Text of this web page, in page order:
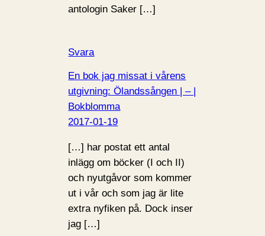
antologin Saker […]
Svara
En bok jag missat i vårens
utgivning: Ölandssången | – |
Bokblomma
2017-01-19
[…] har postat ett antal
inlägg om böcker (I och II)
och nyutgåvor som kommer
ut i vår och som jag är lite
extra nyfiken på. Dock inser
jag […]